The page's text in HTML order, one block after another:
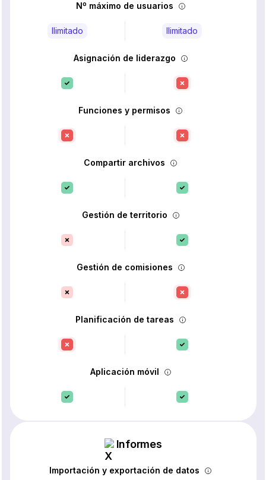
Nº máximo de usuarios
Ilimitado Ilimitado
Asignación de liderazgo
Funciones y permisos
Compartir archivos
Gestión de territorio
Gestión de comisiones
Planificación de tareas
Aplicación móvil
Informes
Importación y exportación de datos